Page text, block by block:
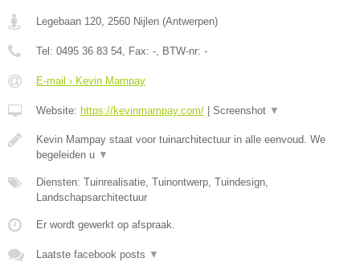
Legebaan 120 2560 Nijlen (Antwerpen)
Tel: 0495 36 83 54 , Fax: - , BTW-nr: -
E-mail › Kevin Mampay
Website: https://kevinmampay.com/ Screenshot ▼
Kevin Mampay staat voor tuinarchitectuur in alle eenvoud. We
begeleiden u ▼
Diensten: Tuinrealisatie, Tuinontwerp, Tuindesign,
Landschapsarchitectuur
Er wordt gewerkt op afspraak.
Laatste facebook posts ▼